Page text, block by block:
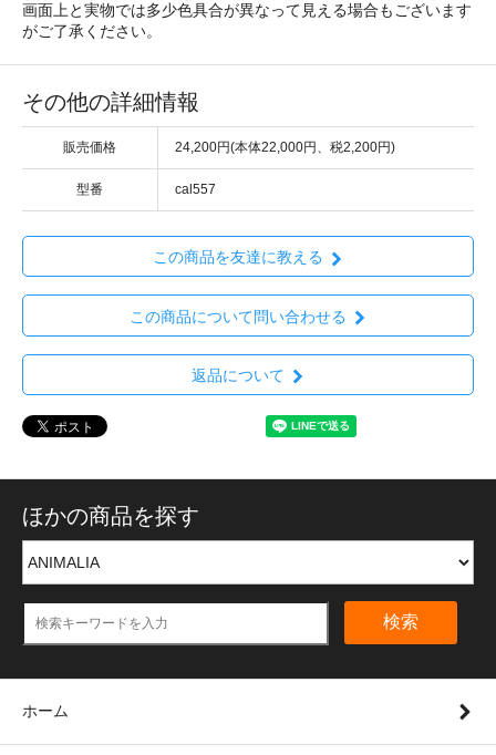
画面上と実物では多少色具合が異なって見える場合もございます
がご了承ください。
その他の詳細情報
販売価格 24,200円(本体22,000円、税2,200円)
型番 cal557
この商品を友達に教える
この商品について問い合わせる
返品について
ほかの商品を探す
検索
ホーム